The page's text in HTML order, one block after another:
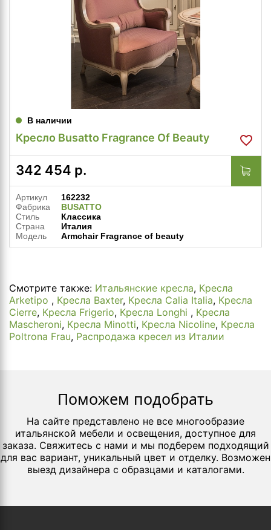
В наличии
Кресло Busatto Fragrance Of Beauty
342 454 р.
Артикул
162232
Фабрика
BUSATTO
Стиль
Классика
Страна
Италия
Модель
Armchair Fragrance of beauty
Смотрите также: Итальянские кресла, Кресла
Arketipo , Кресла Baxter, Кресла Calia Italia, Кресла
Cierre, Кресла Frigerio, Кресла Longhi , Кресла
Mascheroni, Кресла Minotti, Кресла Nicoline, Кресла
Poltrona Frau, Распродажа кресел из Италии
Поможем подобрать
На сайте представлено не все многообразие
итальянской мебели и освещения, доступное для
заказа. Свяжитесь с нами и мы подберем подходящий
для вас вариант, уникальный цвет и отделку. Возможен
выезд дизайнера с образцами и каталогами.